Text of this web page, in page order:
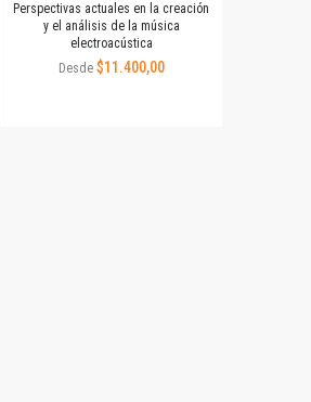
Perspectivas actuales en la creación
y el análisis de la música
electroacústica
Desde $11.400,00